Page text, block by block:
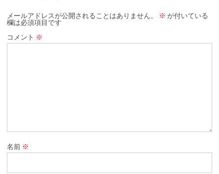
メールアドレスが公開されることはありません。 ※ が付いている
欄は必須項目です
コメント ※
名前 ※